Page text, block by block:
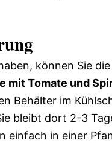
können Sie die
mit Tomate und
Behälter im
bleibt dort 2-3
einfach in einer